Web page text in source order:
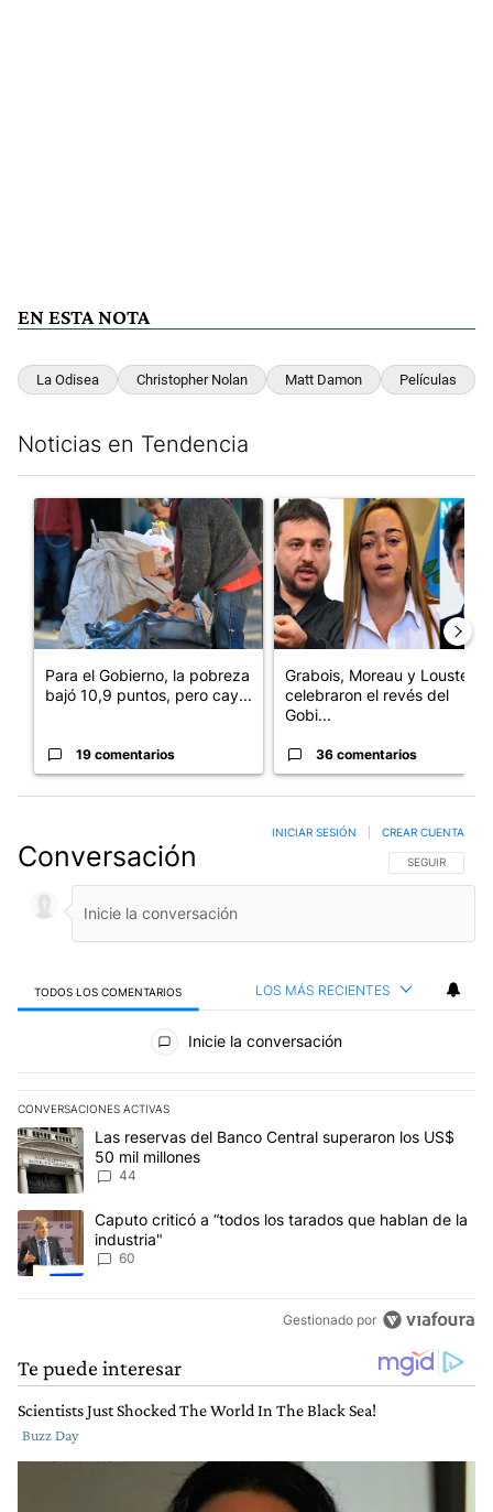
EN ESTA NOTA
La Odisea Christopher Nolan Matt Damon Películas
Noticias en Tendencia
Un artículo de tendencia con el título "Para el Gobierno, la
Para el Gobierno, la pobreza
bajó 10,9 puntos, pero cay...
19 comentarios
Un artículo de tendencia con
Grabois, Moreau y Lousteau
celebraron el revés del
Gobi...
36 comentarios
Conversación SIGA ESTA
SEGUIR
INICIAR SESIÓN CREAR CUENTA
TODOS LOS COMENTARIOS LOS MÁS RECIENTES
Todos los comentarios
Inicie la conversación
CONVERSACIONES ACTIVAS
Este listado muestra los artículos con más comentarios en los
Un artículo de tendencia con el título "Las reservas del Banco
Las reservas del Banco Central superaron los US$
50 mil millones
44
Un artículo de tendencia con el título "Caputo criticó a “todos
Caputo criticó a “todos los tarados que hablan de la
industria"
60
Gestionado por